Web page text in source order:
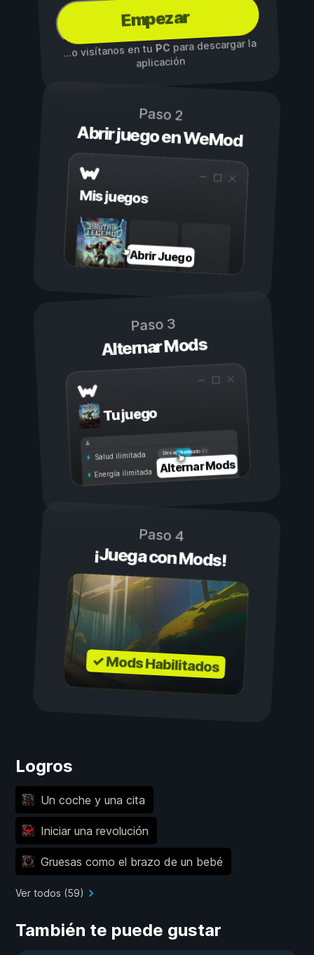
Empezar
...o visítanos en tuPCpara descargar la
aplicación
Paso 2
Abrir juego en WeMod
Mis juegos
Abrir Juego
Paso 3
Alternar Mods
Tu juego
Activado
Desactivado
Salud ilimitada
Energía ilimitada Alternar Mods
Paso 4
¡Juega con Mods!
✓ Mods Habilitados
Logros
Un coche y una cita
Iniciar una revolución
Gruesas como el brazo de un bebé
Ver todos (59)
También te puede gustar